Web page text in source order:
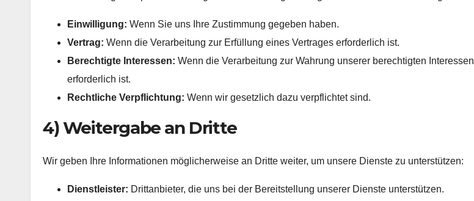
Einwilligung: Wenn Sie uns Ihre Zustimmung gegeben haben.
Vertrag: Wenn die Verarbeitung zur Erfüllung eines Vertrages erforderlich ist.
Berechtigte Interessen: Wenn die Verarbeitung zur Wahrung unserer berechtigten Interessen
erforderlich ist.
Rechtliche Verpflichtung: Wenn wir gesetzlich dazu verpflichtet sind.
4) Weitergabe an Dritte
Wir geben Ihre Informationen möglicherweise an Dritte weiter, um unsere Dienste zu unterstützen:
Dienstleister: Drittanbieter, die uns bei der Bereitstellung unserer Dienste unterstützen.